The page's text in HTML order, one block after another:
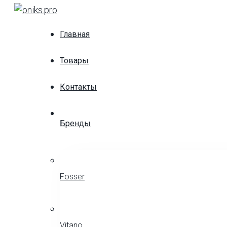
Skip
Главная
Товары
Контакты
Бренды
Fosser